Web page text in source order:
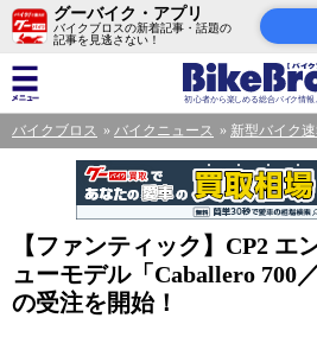
グーバイク・アプリ
バイクブロスの新着記事・話題の
記事を見逃さない！
バイクブロス バイクニュース 新型バイク
【ファンティック】CP2 エ
ューモデル「Caballero 700
の受注を開始！